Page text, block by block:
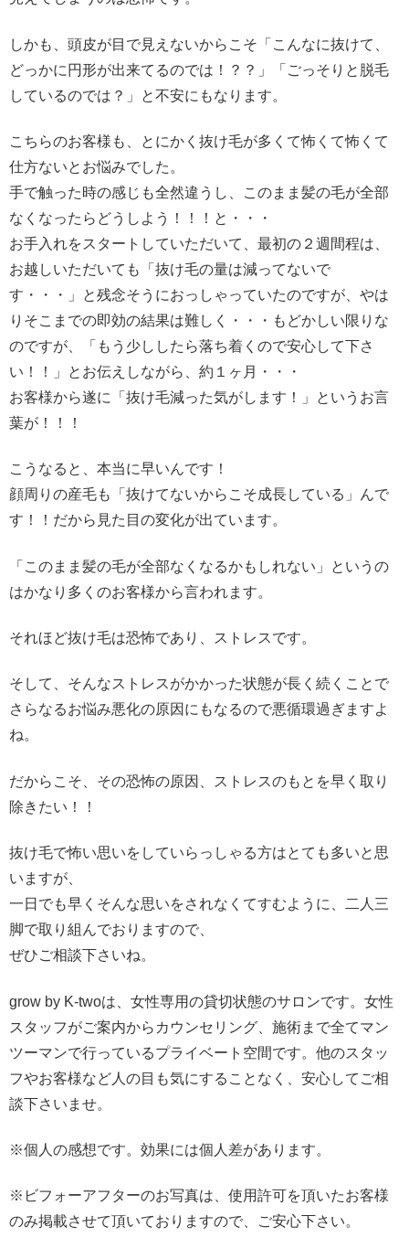
しかも、頭皮が目で見えないからこそ「こんなに抜けて、
どっかに円形が出来てるのでは！？？」「ごっそりと脱毛
しているのでは？」と不安にもなります。
こちらのお客様も、とにかく抜け毛が多くて怖くて怖くて
仕方ないとお悩みでした。
手で触った時の感じも全然違うし、このまま髪の毛が全部
なくなったらどうしよう！！！と・・・
お手入れをスタートしていただいて、最初の２週間程は、
お越しいただいても「抜け毛の量は減ってないで
す・・・」と残念そうにおっしゃっていたのですが、やは
りそこまでの即効の結果は難しく・・・もどかしい限りな
のですが、「もう少ししたら落ち着くので安心して下さ
い！！」とお伝えしながら、約１ヶ月・・・
お客様から遂に「抜け毛減った気がします！」というお言
葉が！！！
こうなると、本当に早いんです！
顔周りの産毛も「抜けてないからこそ成長している」んで
す！！だから見た目の変化が出ています。
「このまま髪の毛が全部なくなるかもしれない」というの
はかなり多くのお客様から言われます。
それほど抜け毛は恐怖であり、ストレスです。
そして、そんなストレスがかかった状態が長く続くことで
さらなるお悩み悪化の原因にもなるので悪循環過ぎますよ
ね。
だからこそ、その恐怖の原因、ストレスのもとを早く取り
除きたい！！
抜け毛で怖い思いをしていらっしゃる方はとても多いと思
いますが、
一日でも早くそんな思いをされなくてすむように、二人三
脚で取り組んでおりますので、
ぜひご相談下さいね。
grow by K-twoは、女性専用の貸切状態のサロンです。女性
スタッフがご案内からカウンセリング、施術まで全てマン
ツーマンで行っているプライベート空間です。他のスタッ
フやお客様など人の目も気にすることなく、安心してご相
談下さいませ。
※個人の感想です。効果には個人差があります。
※ビフォーアフターのお写真は、使用許可を頂いたお客様
のみ掲載させて頂いておりますので、ご安心下さい。